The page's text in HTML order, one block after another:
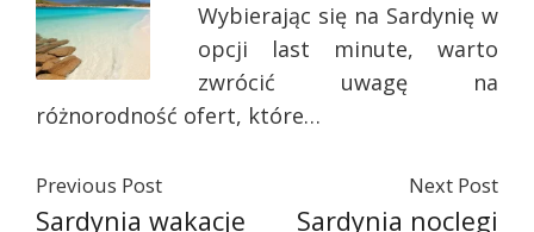
Wybierając się na Sardynię w
opcji last minute, warto
zwrócić uwagę na
różnorodność ofert, które…
Previous Post
Sardynia wakacje
Next Post
Sardynia noclegi